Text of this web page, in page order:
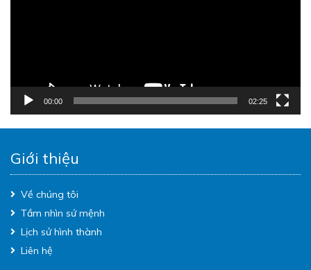
00:00 02:25
Giới thiệu
Về chúng tôi
Tầm nhìn sứ mệnh
Lịch sử hình thành
Liên hệ